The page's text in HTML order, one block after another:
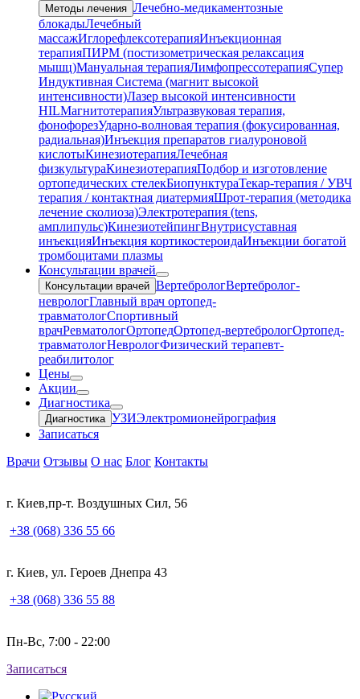
Методы лечения Лечебно-медикаментозные
блокадыЛечебный
массажИглорефлексотерапияИнъекционная
терапияПИРМ (постизометрическая релаксация
мышц)Мануальная терапияЛимфопрессотерапияСупер
Индуктивная Система (магнит высокой
интенсивности)Лазер высокой интенсивности
HILМагнитотерапияУльтразвуковая терапия,
фонофорезУдарно-волновая терапия (фокусированная,
радиальная)Инъекция препаратов гиалуроновой
кислотыКинезиотерапияЛечебная
физкультураКинезиотерапияПодбор и изготовление
ортопедических стелекБиопунктураТекар-терапия / УВЧ
терапия / контактная диатермияШрот-терапия (методика
лечение сколиоза)Электротерапия (tens,
амплипульс)КинезиотейпингВнутрисуставная
инъекцияИнъекция кортикостероидаИнъекции богатой
тромбоцитами плазмы
Консультации врачей
Консультации врачей ВертебрологВертебролог-
неврологГлавный врач ортопед-
травматологСпортивный
врачРевматологОртопедОртопед-вертебрологОртопед-
травматологНеврологФизический терапевт-
реабилитолог
Цены
Акции
Диагностика
Диагностика УЗИЭлектромионейрография
Записаться
Врачи Отзывы О нас Блог Контакты
г. Киев,пр-т. Воздушных Сил, 56
+38 (068) 336 55 66
г. Киев, ул. Героев Днепра 43
+38 (068) 336 55 88
Пн-Вс, 7:00 - 22:00
Записаться